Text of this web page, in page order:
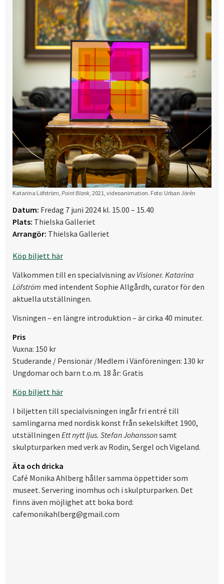
Katarina Löfström, Point Blank, 2021, videoanimation. Foto: Urban Jörén
Datum: Fredag 7 juni 2024 kl. 15.00 – 15.40
Plats: Thielska Galleriet
Arrangör: Thielska Galleriet
Köp biljett här
Välkommen till en specialvisning av Visioner. Katarina
Löfström med intendent Sophie Allgårdh, curator för den
aktuella utställningen.
Visningen – en längre introduktion – är cirka 40 minuter.
Pris
Vuxna: 150 kr
Studerande / Pensionär /Medlem i Vänföreningen: 130 kr
Ungdomar och barn t.o.m. 18 år: Gratis
Köp biljett här
I biljetten till specialvisningen ingår fri entré till
samlingarna med nordisk konst från sekelskiftet 1900,
utställningen Ett nytt ljus. Stefan Johanssonsamt
skulpturparken med verk av Rodin, Sergel och Vigeland.
Äta och dricka
Café Monika Ahlberg håller samma öppettider som
museet. Servering inomhus och i skulpturparken. Det
finns även möjlighet att boka bord:
cafemonikahlberg@gmail.com